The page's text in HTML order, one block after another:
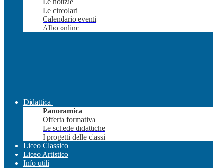
Le notizie
Le circolari
Calendario eventi
Albo online
Didattica
Panoramica
Offerta formativa
Le schede didattiche
I progetti delle classi
Liceo Classico
Liceo Artistico
Info utili